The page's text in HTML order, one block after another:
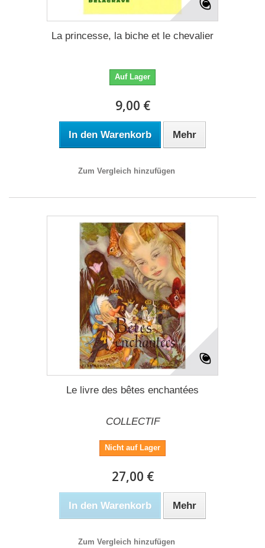
La princesse, la biche et le chevalier
Auf Lager
9,00 €
In den Warenkorb Mehr
Zum Vergleich hinzufügen
Le livre des bêtes enchantées
COLLECTIF
Nicht auf Lager
27,00 €
In den Warenkorb Mehr
Zum Vergleich hinzufügen